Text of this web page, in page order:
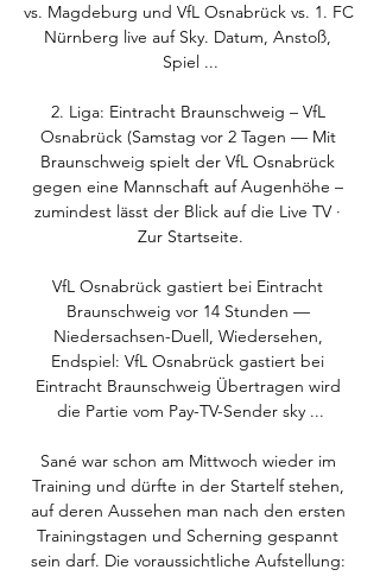
vs. Magdeburg und VfL Osnabrück vs. 1. FC
Nürnberg live auf Sky. Datum, Anstoß,
Spiel ...
2. Liga: Eintracht Braunschweig – VfL
Osnabrück (Samstag vor 2 Tagen — Mit
Braunschweig spielt der VfL Osnabrück
gegen eine Mannschaft auf Augenhöhe –
zumindest lässt der Blick auf die Live TV ·
Zur Startseite.
VfL Osnabrück gastiert bei Eintracht
Braunschweig vor 14 Stunden —
Niedersachsen-Duell, Wiedersehen,
Endspiel: VfL Osnabrück gastiert bei
Eintracht Braunschweig Übertragen wird
die Partie vom Pay-TV-Sender sky ...
Sané war schon am Mittwoch wieder im
Training und dürfte in der Startelf stehen,
auf deren Aussehen man nach den ersten
Trainingstagen und Scherning gespannt
sein darf. Die voraussichtliche Aufstellung: